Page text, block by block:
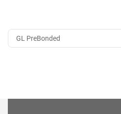
GL PreBonded